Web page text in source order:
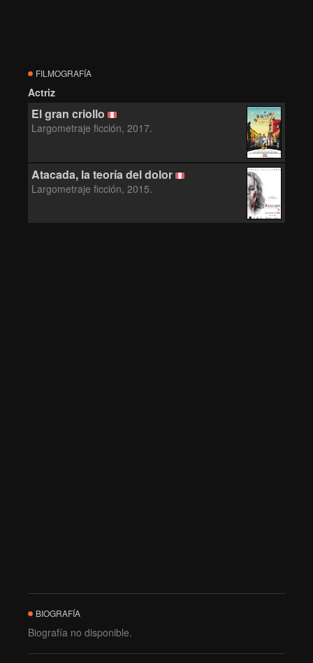
FILMOGRAFÍA
Actriz
El gran criollo
Largometraje ficción, 2017.
Atacada, la teoría del dolor
Largometraje ficción, 2015.
BIOGRAFÍA
Biografía no disponible.